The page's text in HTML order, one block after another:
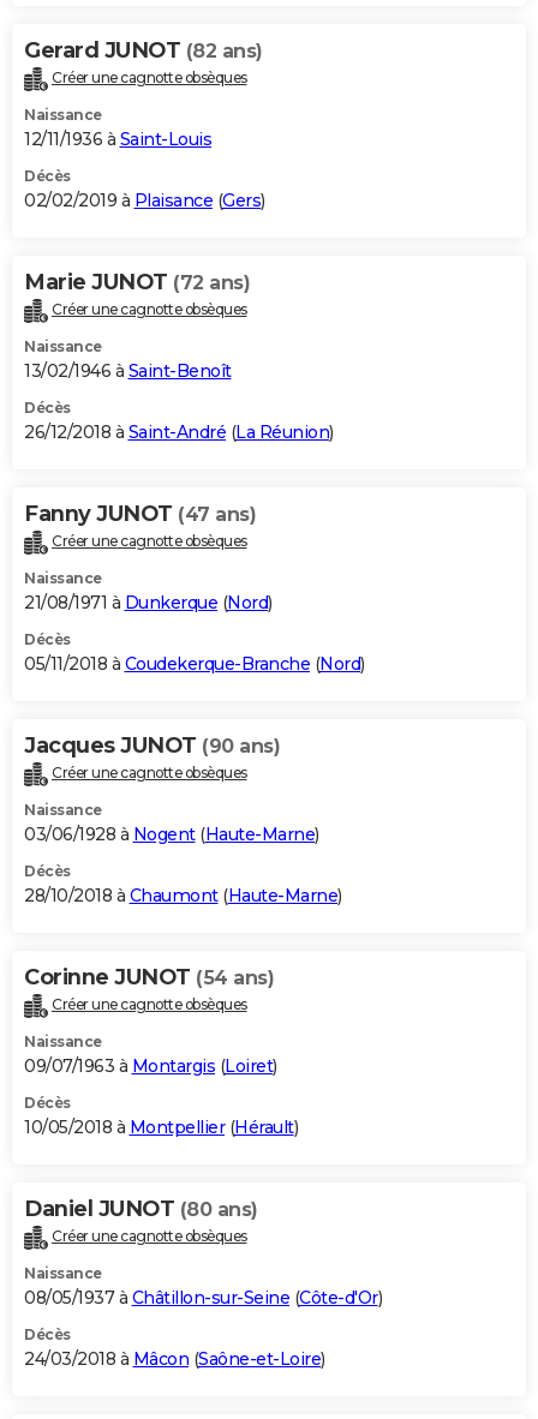
Gerard JUNOT (82 ans)
Créer une cagnotte obsèques
Naissance
12/11/1936 à Saint-Louis
Décès
02/02/2019 à Plaisance (Gers)
Marie JUNOT (72 ans)
Créer une cagnotte obsèques
Naissance
13/02/1946 à Saint-Benoît
Décès
26/12/2018 à Saint-André (La Réunion)
Fanny JUNOT (47 ans)
Créer une cagnotte obsèques
Naissance
21/08/1971 à Dunkerque (Nord)
Décès
05/11/2018 à Coudekerque-Branche (Nord)
Jacques JUNOT (90 ans)
Créer une cagnotte obsèques
Naissance
03/06/1928 à Nogent(Haute-Marne)
Décès
28/10/2018 à Chaumont(Haute-Marne)
Corinne JUNOT (54 ans)
Créer une cagnotte obsèques
Naissance
09/07/1963 à Montargis (Loiret)
Décès
10/05/2018 à Montpellier(Hérault)
Daniel JUNOT (80 ans)
Créer une cagnotte obsèques
Naissance
08/05/1937 à Châtillon-sur-Seine (Côte-d'Or)
Décès
24/03/2018 à Mâcon (Saône-et-Loire)